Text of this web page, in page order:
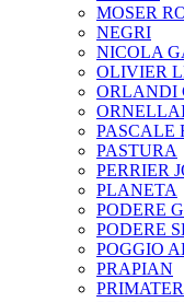
MOSER
NEGRI
NICOLA
OLIVIER
ORLANDI
PASCALE
PASTURA
PERRIER
PLANETA
PODERE
PODERE
POGGIO
PRAPIAN